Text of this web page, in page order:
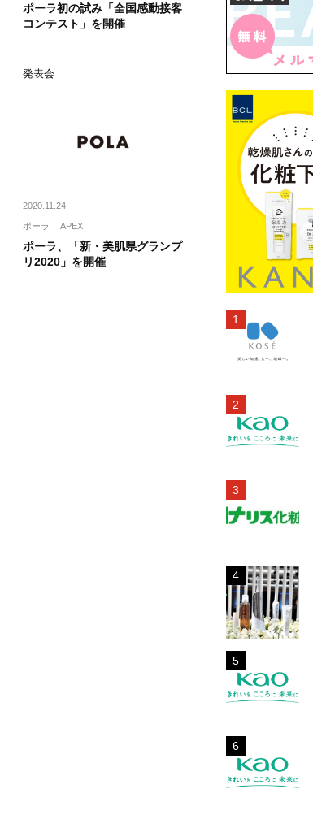
ポーラ初の試み「全国感動接客
コンテスト」を開催
発表会
2020.11.24
ポーラ APEX
ポーラ、「新・美肌県グランプ
リ2020」を開催